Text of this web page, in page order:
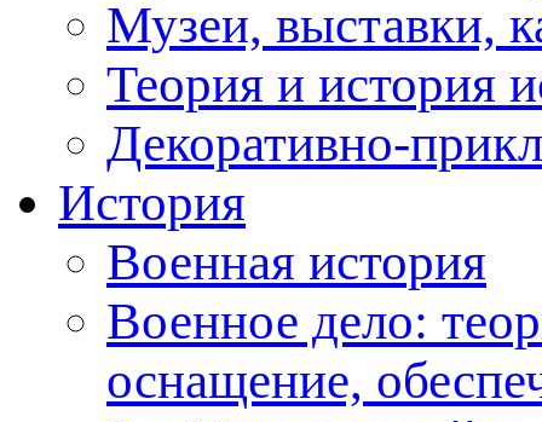
Музеи, выставки,
Теория и история
Декоративно-
История
Военная история
Военное дело:
оснащение,